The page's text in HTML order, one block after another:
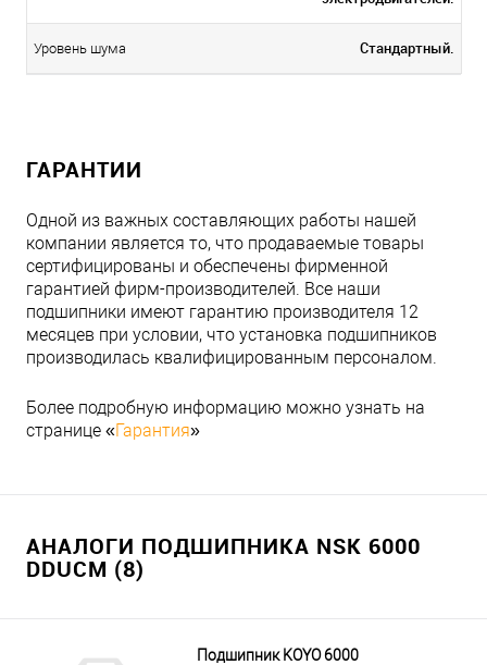
Уровень шума Стандартный.
ГАРАНТИИ
Одной из важных составляющих работы нашей
компании является то, что продаваемые товары
сертифицированы и обеспечены фирменной
гарантией фирм-производителей. Все наши
подшипники имеют гарантию производителя 12
месяцев при условии, что установка подшипников
производилась квалифицированным персоналом.
Более подробную информацию можно узнать на
странице «Гарантия»
АНАЛОГИ ПОДШИПНИКА NSK 6000
DDUCM (8)
Подшипник KOYO 6000